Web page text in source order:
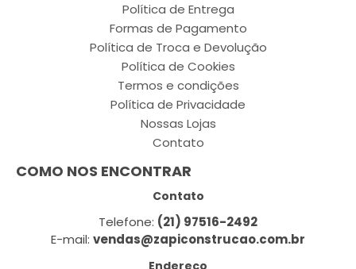
Política de Entrega
Formas de Pagamento
Política de Troca e Devolução
Política de Cookies
Termos e condições
Política de Privacidade
Nossas Lojas
Contato
COMO NOS ENCONTRAR
Contato
Telefone: (21) 97516-2492
E-mail: vendas@zapiconstrucao.com.br
Endereço